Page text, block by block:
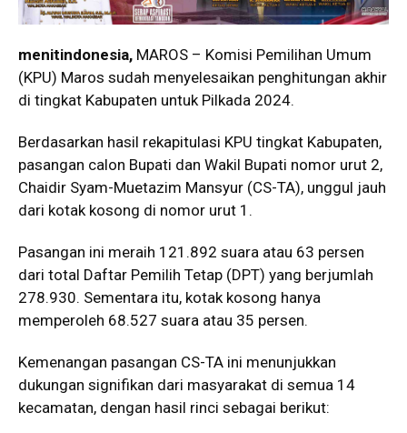
menitindonesia, MAROS – Komisi Pemilihan Umum
(KPU) Maros sudah menyelesaikan penghitungan akhir
di tingkat Kabupaten untuk Pilkada 2024.
Berdasarkan hasil rekapitulasi KPU tingkat Kabupaten,
pasangan calon Bupati dan Wakil Bupati nomor urut 2,
Chaidir Syam-Muetazim Mansyur (CS-TA), unggul jauh
dari kotak kosong di nomor urut 1.
Pasangan ini meraih 121.892 suara atau 63 persen
dari total Daftar Pemilih Tetap (DPT) yang berjumlah
278.930. Sementara itu, kotak kosong hanya
memperoleh 68.527 suara atau 35 persen.
Kemenangan pasangan CS-TA ini menunjukkan
dukungan signifikan dari masyarakat di semua 14
kecamatan, dengan hasil rinci sebagai berikut: